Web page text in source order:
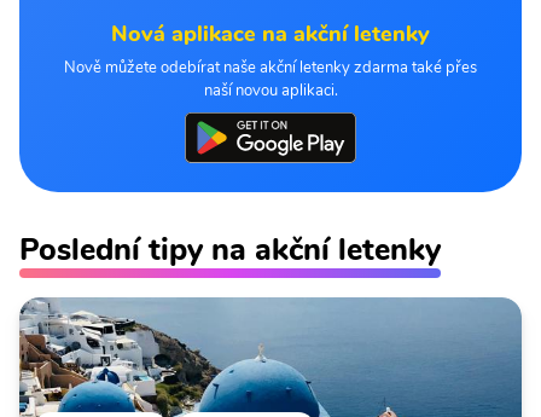
Nová aplikace na akční letenky
Nově můžete odebírat naše akční letenky zdarma také přes
naší novou aplikaci.
Poslední tipy na akční letenky